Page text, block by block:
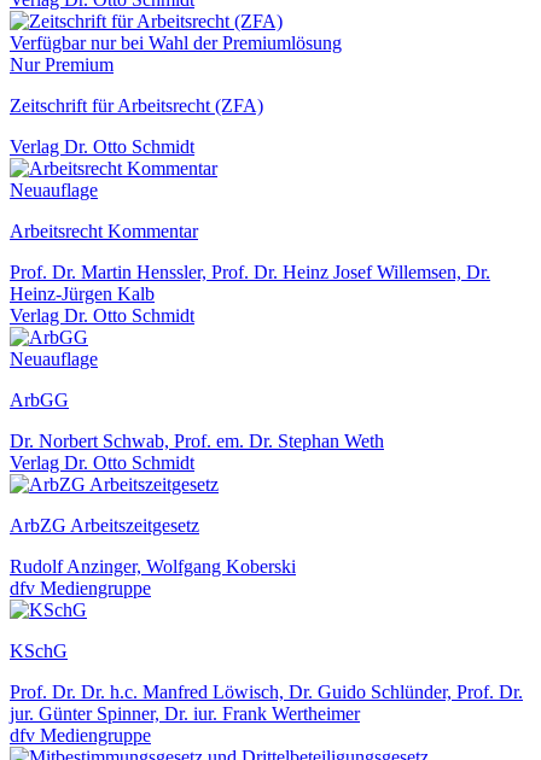
Verfügbar nur bei Wahl der Premiumlösung
Nur Premium
Zeitschrift für Arbeitsrecht (ZFA)
Verlag Dr. Otto Schmidt
Neuauflage
Arbeitsrecht Kommentar
Prof. Dr. Martin Henssler, Prof. Dr. Heinz Josef Willemsen, Dr.
Heinz-Jürgen Kalb
Verlag Dr. Otto Schmidt
Neuauflage
ArbGG
Dr. Norbert Schwab, Prof. em. Dr. Stephan Weth
Verlag Dr. Otto Schmidt
ArbZG Arbeitszeitgesetz
Rudolf Anzinger, Wolfgang Koberski
dfv Mediengruppe
KSchG
Prof. Dr. Dr. h.c. Manfred Löwisch, Dr. Guido Schlünder, Prof. Dr.
jur. Günter Spinner, Dr. iur. Frank Wertheimer
dfv Mediengruppe